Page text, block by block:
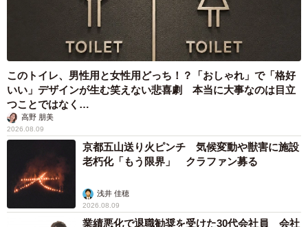
5/9
このトイレ、男性用と女性用どっち！？「おしゃれ」で「格好
いい」デザインが生む笑えない悲喜劇 本当に大事なのは目立
つことではなく…
高野 朋美
2026.08.09
京都五山送り火ピンチ 気候変動や獣害に施設
老朽化「もう限界」 クラファン募る
浅井 佳穂
2026.08.09
業績悪化で退職勧奨を受けた30代会社員 会社